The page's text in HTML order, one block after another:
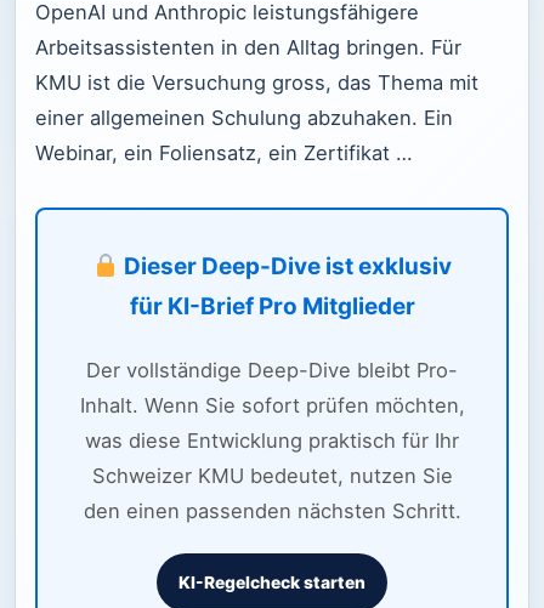
OpenAI und Anthropic leistungsfähigere
Arbeitsassistenten in den Alltag bringen. Für
KMU ist die Versuchung gross, das Thema mit
einer allgemeinen Schulung abzuhaken. Ein
Webinar, ein Foliensatz, ein Zertifikat …
Dieser Deep-Dive ist exklusiv
für KI-Brief Pro Mitglieder
Der vollständige Deep-Dive bleibt Pro-
Inhalt. Wenn Sie sofort prüfen möchten,
was diese Entwicklung praktisch für Ihr
Schweizer KMU bedeutet, nutzen Sie
den einen passenden nächsten Schritt.
KI-Regelcheck starten